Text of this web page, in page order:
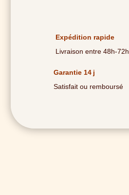
Expédition rapide
Livraison entre 48h-72h
Garantie 14 j
Satisfait ou remboursé